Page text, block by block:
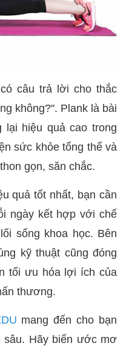
câu trả lời cho thắc
không?". Plank là bài
lại hiệu quả cao trong
sức khỏe tổng thể và
gọn, săn chắc.
quả tốt nhất, bạn cần
ngày kết hợp với chế
sống khoa học. Bên
kỹ thuật cũng đóng
tối ưu hóa lợi ích của
thương.
mang đến cho bạn
sâu. Hãy biến ước mơ